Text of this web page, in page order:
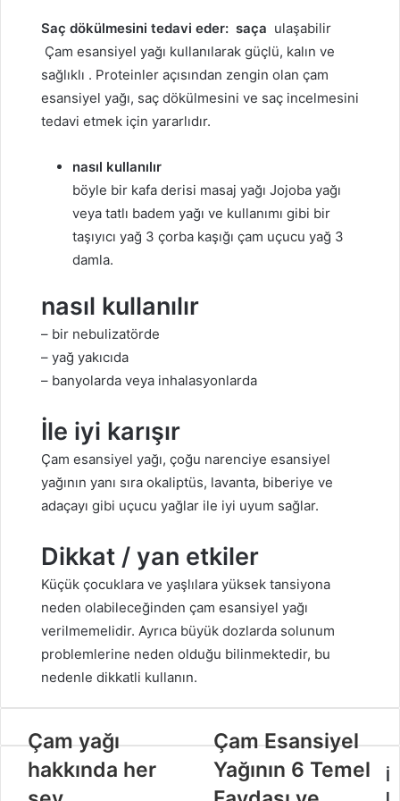
Saç dökülmesini tedavi eder: saça ulaşabilir
Çam esansiyel yağı kullanılarak güçlü, kalın ve
sağlıklı . Proteinler açısından zengin olan çam
esansiyel yağı, saç dökülmesini ve saç incelmesini
tedavi etmek için yararlıdır.
nasıl kullanılır
böyle bir kafa derisi masaj yağı Jojoba yağı
veya tatlı badem yağı ve kullanımı gibi bir
taşıyıcı yağ 3 çorba kaşığı çam uçucu yağ 3
damla.
nasıl kullanılır
– bir nebulizatörde
– yağ yakıcıda
– banyolarda veya inhalasyonlarda
İle iyi karışır
Çam esansiyel yağı, çoğu narenciye esansiyel
yağının yanı sıra okaliptüs, lavanta, biberiye ve
adaçayı gibi uçucu yağlar ile iyi uyum sağlar.
Dikkat / yan etkiler
Küçük çocuklara ve yaşlılara yüksek tansiyona
neden olabileceğinden çam esansiyel yağı
verilmemelidir. Ayrıca büyük dozlarda solunum
problemlerine neden olduğu bilinmektedir, bu
nedenle dikkatli kullanın.
Çam yağı
hakkında her
Çam Esansiyel
Yağının 6 Temel
İ